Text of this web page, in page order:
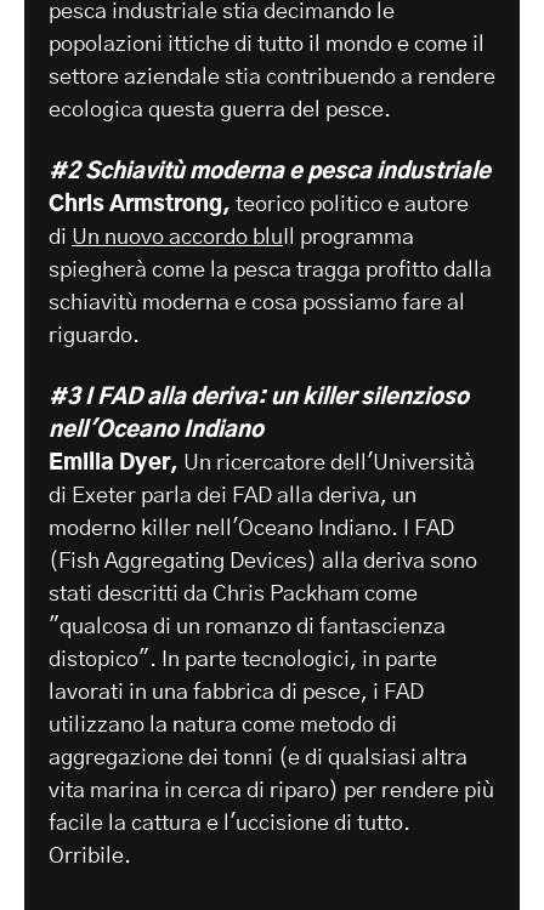
pesca industriale stia decimando le
popolazioni ittiche di tutto il mondo e come il
settore aziendale stia contribuendo a rendere
ecologica questa guerra del pesce.
#2Schiavitù moderna e pesca industriale
Chris Armstrong, teorico politico e autore
di Un nuovo accordo blu Il programma
spiegherà come la pesca tragga profitto dalla
schiavitù moderna e cosa possiamo fare al
riguardo.
#3 I FAD alla deriva: un killer silenzioso
nell'Oceano Indiano
Emilia Dyer, Un ricercatore dell'Università
di Exeter parla dei FAD alla deriva, un
moderno killer nell'Oceano Indiano. I FAD
(Fish Aggregating Devices) alla deriva sono
stati descritti da Chris Packham come
"qualcosa di un romanzo di fantascienza
distopico". In parte tecnologici, in parte
lavorati in una fabbrica di pesce, i FAD
utilizzano la natura come metodo di
aggregazione dei tonni (e di qualsiasi altra
vita marina in cerca di riparo) per rendere più
facile la cattura e l'uccisione di tutto.
Orribile.